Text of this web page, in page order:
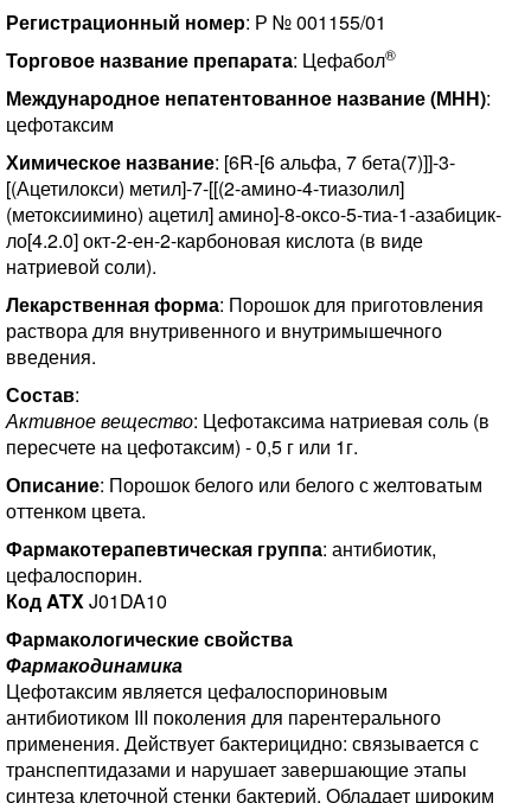
Регистрационный номер: Р № 001155/01
Торговое название препарата: Цефабол®
Международное непатентованное название (МНН):
цефотаксим
Химическое название: [6R-[6 альфа, 7 бета(7)]]-3-
[(Ацетилокси) метил]-7-[[(2-амино-4-тиазолил]
(метоксиимино) ацетил] амино]-8-оксо-5-тиа-1-азабицик-
ло[4.2.0] окт-2-ен-2-карбоновая кислота (в виде
натриевой соли).
Лекарственная форма: Порошок для приготовления
раствора для внутривенного и внутримышечного
введения.
Состав:
Активное вещество: Цефотаксима натриевая соль (в
пересчете на цефотаксим) - 0,5 г или 1г.
Описание: Порошок белого или белого с желтоватым
оттенком цвета.
Фармакотерапевтическая группа: антибиотик,
цефалоспорин.
Код ATXJ01DA10
Фармакологические свойства
Фармакодинамика
Цефотаксим является цефалоспориновым
антибиотиком III поколения для парентерального
применения. Действует бактерицидно: связывается с
транспептидазами и нарушает завершающие этапы
синтеза клеточной стенки бактерий. Обладает широким